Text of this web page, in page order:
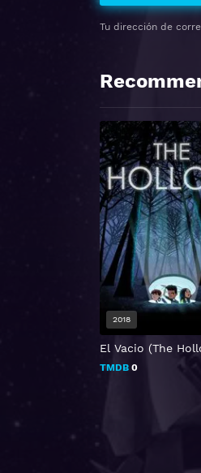
Tu dirección de
American Horror
TMDB 8.5
2021